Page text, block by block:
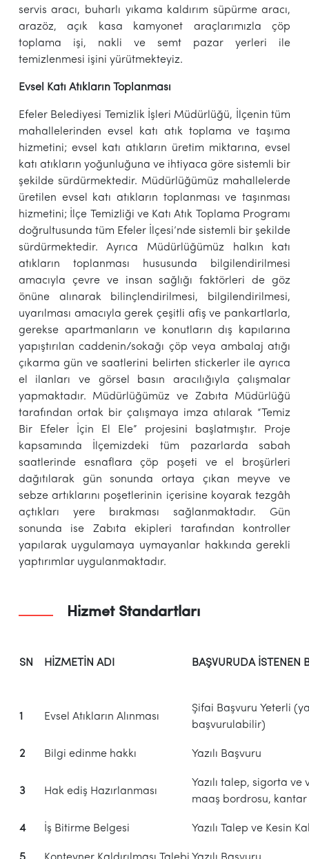
servis aracı, buharlı yıkama kaldırım süpürme aracı,
arazöz, açık kasa kamyonet araçlarımızla çöp
toplama işi, nakli ve semt pazar yerleri ile
temizlenmesi işini yürütmekteyiz.
Evsel Katı Atıkların Toplanması
Efeler Belediyesi Temizlik İşleri Müdürlüğü, İlçenin tüm
mahallelerinden evsel katı atık toplama ve taşıma
hizmetini; evsel katı atıkların üretim miktarına, evsel
katı atıkların yoğunluğuna ve ihtiyaca göre sistemli bir
şekilde sürdürmektedir. Müdürlüğümüz mahallelerde
üretilen evsel katı atıkların toplanması ve taşınması
hizmetini; İlçe Temizliği ve Katı Atık Toplama Programı
doğrultusunda tüm Efeler İlçesi’nde sistemli bir şekilde
sürdürmektedir. Ayrıca Müdürlüğümüz halkın katı
atıkların toplanması hususunda bilgilendirilmesi
amacıyla çevre ve insan sağlığı faktörleri de göz
önüne alınarak bilinçlendirilmesi, bilgilendirilmesi,
uyarılması amacıyla gerek çeşitli afiş ve pankartlarla,
gerekse apartmanların ve konutların dış kapılarına
yapıştırılan caddenin/sokağı çöp veya ambalaj atığı
çıkarma gün ve saatlerini belirten stickerler ile ayrıca
el ilanları ve görsel basın aracılığıyla çalışmalar
yapmaktadır. Müdürlüğümüz ve Zabıta Müdürlüğü
tarafından ortak bir çalışmaya imza atılarak “Temiz
Bir Efeler İçin El Ele” projesini başlatmıştır. Proje
kapsamında İlçemizdeki tüm pazarlarda sabah
saatlerinde esnaflara çöp poşeti ve el broşürleri
dağıtılarak gün sonunda ortaya çıkan meyve ve
sebze artıklarını poşetlerinin içerisine koyarak tezgâh
açtıkları yere bırakması sağlanmaktadır. Gün
sonunda ise Zabıta ekipleri tarafından kontroller
yapılarak uygulamaya uymayanlar hakkında gerekli
yaptırımlar uygulanmaktadır.
Hizmet Standartları
SN HİZMETİN ADI BAŞVURUDA İSTENEN
1 Evsel Atıkların Alınması
Şifai Başvuru Yeterli
başvurulabilir)
2 Bilgi edinme hakkı Yazılı Başvuru
3 Hak ediş Hazırlanması
Yazılı talep, sigorta ve
maaş bordrosu,
4 İş Bitirme Belgesi Yazılı Talep ve Kesin